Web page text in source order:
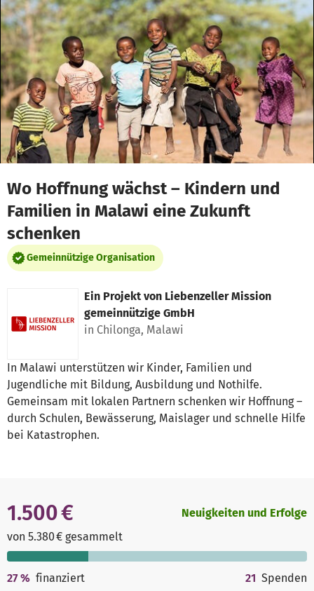
Zum Hauptinhalt springen
Erklärung zur Barrierefreiheit anzeigen
Wo Hoffnung wächst – Kindern und
Familien in Malawi eine Zukunft
schenken
Gemeinnützige Organisation
Ein Projekt von Liebenzeller Mission
gemeinnützige GmbH
in Chilonga, Malawi
In Malawi unterstützen wir Kinder, Familien und
Jugendliche mit Bildung, Ausbildung und Nothilfe.
Gemeinsam mit lokalen Partnern schenken wir Hoffnung –
durch Schulen, Bewässerung, Maislager und schnelle Hilfe
bei Katastrophen.
1.500 €
von 5.380 € gesammelt
Neuigkeiten und Erfolge
27% finanziert 21 Spenden